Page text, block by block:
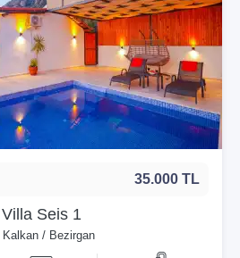
Villa Seis 1
Kalkan / Bezirgan
35.000 TL